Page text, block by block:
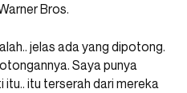
Bros.
jelas ada yang dipotong.
Saya punya
itu.. itu terserah dari mereka